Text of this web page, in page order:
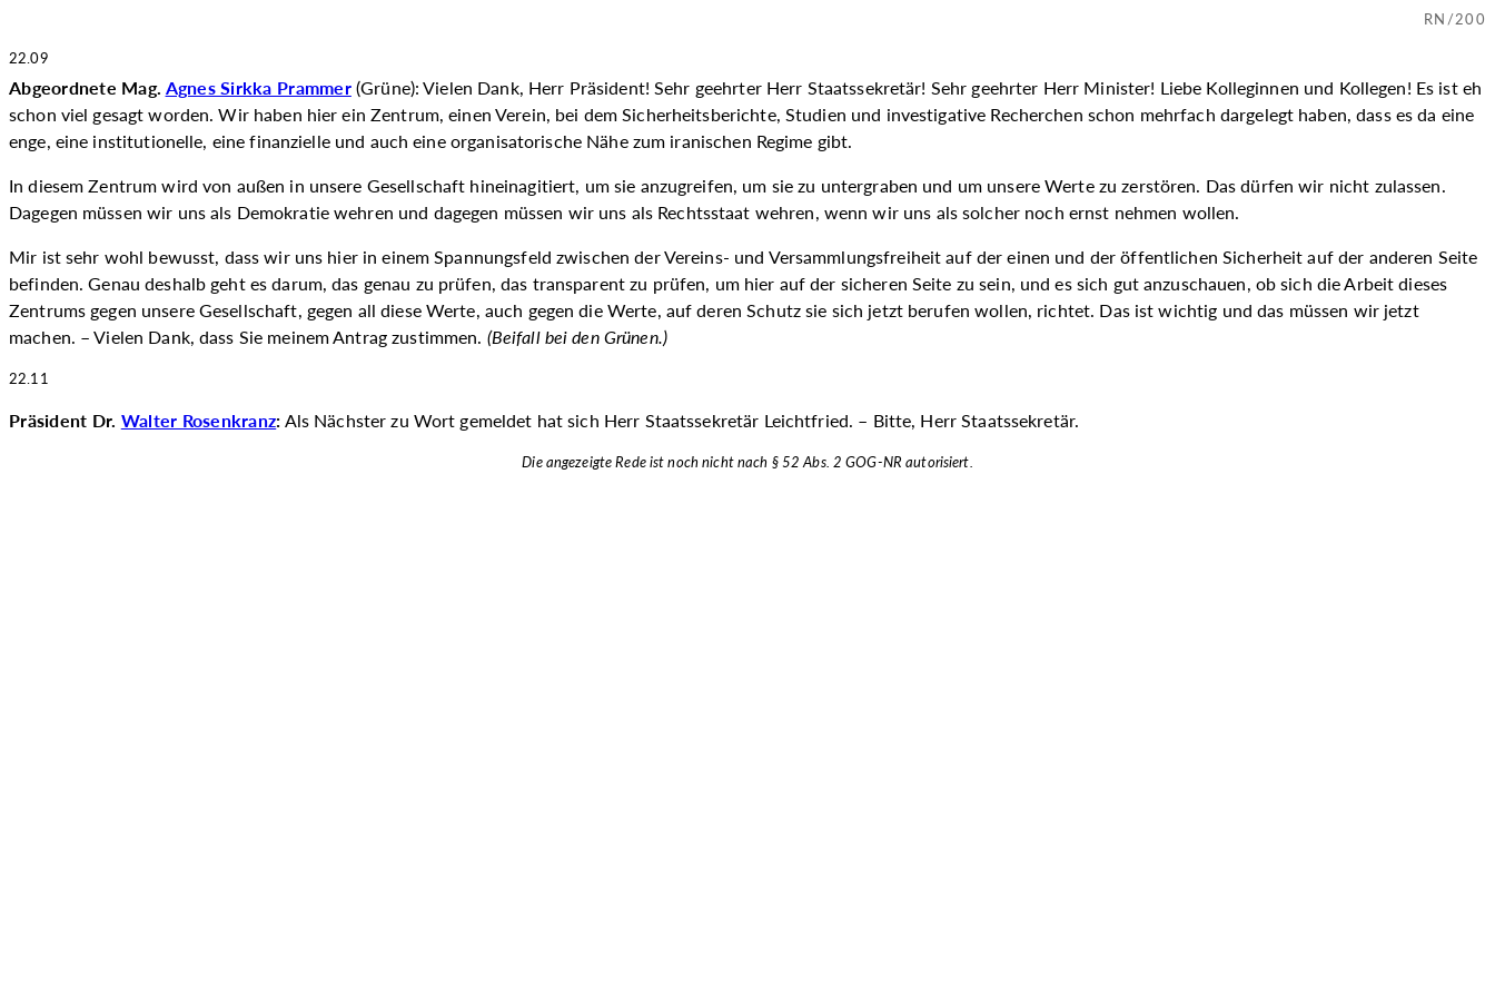
RN/200
22.09
Abgeordnete Mag. Agnes Sirkka Prammer(Grüne): Vielen Dank, Herr Präsident! Sehr geehrter Herr Staatssekretär! Sehr geehrter Herr Minister! Liebe Kolleginnen und Kollegen! Es ist eh
schon viel gesagt worden. Wir haben hier ein Zentrum, einen Verein, bei dem Sicherheitsberichte, Studien und investigative Recherchen schon mehrfach dargelegt haben, dass es da eine
enge, eine institutionelle, eine finanzielle und auch eine organisatorische Nähe zum iranischen Regime gibt.
In diesem Zentrum wird von außen in unsere Gesellschaft hineinagitiert, um sie anzugreifen, um sie zu untergraben und um unsere Werte zu zerstören. Das dürfen wir nicht zulassen.
Dagegen müssen wir uns als Demokratie wehren und dagegen müssen wir uns als Rechtsstaat wehren, wenn wir uns als solcher noch ernst nehmen wollen.
Mir ist sehr wohl bewusst, dass wir uns hier in einem Spannungsfeld zwischen der Vereins- und Versammlungsfreiheit auf der einen und der öffentlichen Sicherheit auf der anderen Seite
befinden. Genau deshalb geht es darum, das genau zu prüfen, das transparent zu prüfen, um hier auf der sicheren Seite zu sein, und es sich gut anzuschauen, ob sich die Arbeit dieses
Zentrums gegen unsere Gesellschaft, gegen all diese Werte, auch gegen die Werte, auf deren Schutz sie sich jetzt berufen wollen, richtet. Das ist wichtig und das müssen wir jetzt
machen. – Vielen Dank, dass Sie meinem Antrag zustimmen. (Beifall bei den Grünen.)
22.11
Präsident Dr. Walter Rosenkranz: Als Nächster zu Wort gemeldet hat sich Herr Staatssekretär Leichtfried. – Bitte, Herr Staatssekretär.
Die angezeigte Rede ist noch nicht nach § 52 Abs. 2 GOG-NR autorisiert.